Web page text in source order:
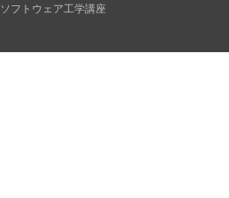
ソフトウェア工学講座